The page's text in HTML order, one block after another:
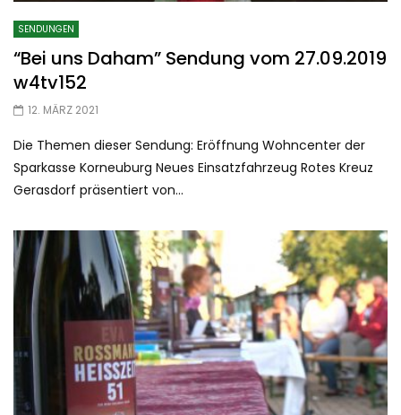
SENDUNGEN
“Bei uns Daham” Sendung vom 27.09.2019
w4tv152
12. MÄRZ 2021
Die Themen dieser Sendung: Eröffnung Wohncenter der
Sparkasse Korneuburg Neues Einsatzfahrzeug Rotes Kreuz
Gerasdorf präsentiert von...